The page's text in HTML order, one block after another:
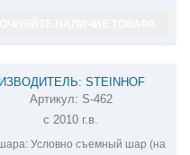
STEINHOF
НА SSANG YONG ACTYON S-
462
Артикул: S-462
с 2010 г.в.
Условно съемный шар (на